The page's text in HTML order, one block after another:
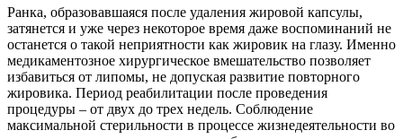
Ранка, образовавшаяся после удаления жировой капсулы,
затянется и уже через некоторое время даже воспоминаний не
останется о такой неприятности как жировик на глазу. Именно
медикаментозное хирургическое вмешательство позволяет
избавиться от липомы, не допуская развитие повторного
жировика. Период реабилитации после проведения
процедуры – от двух до трех недель. Соблюдение
максимальной стерильности в процессе жизнедеятельности во